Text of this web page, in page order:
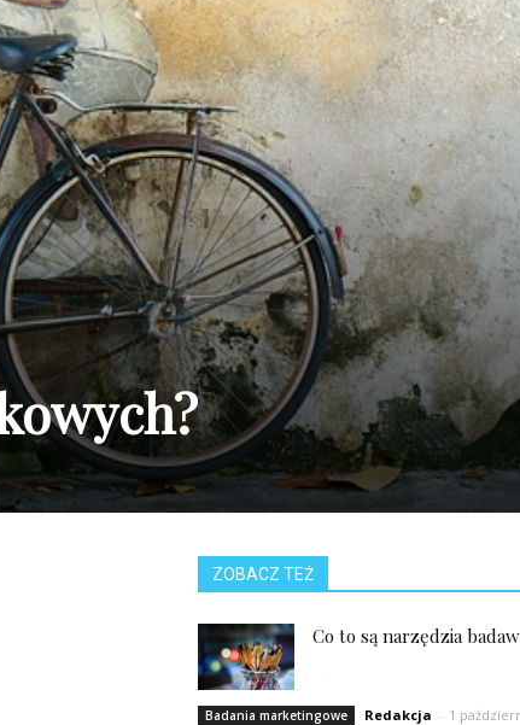
ZOBACZ TEŻ
Co to są narzędzia
Badania marketingowe Redakcja - 1